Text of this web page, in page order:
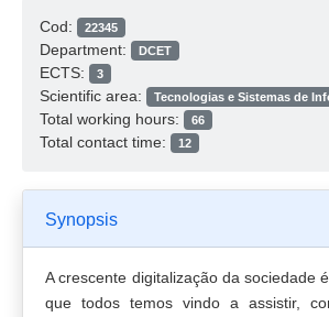
Cod: 22345
Department: DCET
ECTS: 3
Scientific area: Tecnologias e Sistemas de
Total working hours: 66
Total contact time: 12
Synopsis
A crescente digitalização da sociedade
que todos temos vindo a assistir,